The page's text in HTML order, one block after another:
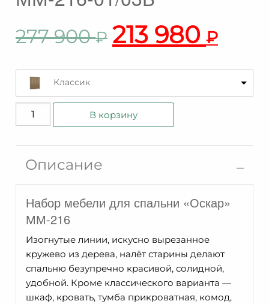
277 900₽ 213 980 ₽
Классик
Количество
товара
одежды
Оскар
ММ-216-
01/03Б
В корзину
Описание
Набор мебели для спальни «Оскар»
ММ-216
Изогнутые линии, искусно вырезанное
кружево из дерева, налёт старины делают
спальню безупречно красивой, солидной,
удобной. Кроме классического варианта —
шкаф, кровать, тумба прикроватная, комод,